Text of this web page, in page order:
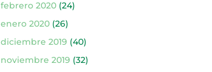
febrero 2020(24)
enero 2020(26)
diciembre 2019 (40)
noviembre 2019 (32)